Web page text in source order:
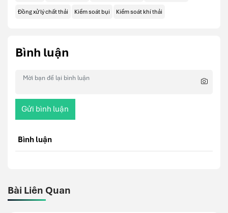
Đồng xử lý chất thải Kiểm soát bụi Kiểm soát khí thải
Bình luận
Gửi bình luận
Bình luận
Bài Liên Quan